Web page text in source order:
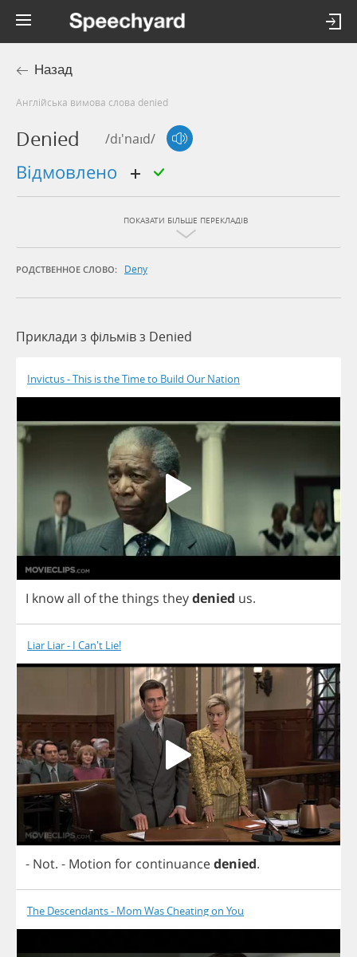
Назад
Англійська вимова слова denied
Denied /dɪ'naɪd/
відмовлено
ПОКАЗАТИ БІЛЬШЕ ПЕРЕКЛАДІВ
РОДСТВЕННОЕ СЛОВО: Deny
Приклади з фільмів з Denied
Invictus - This is the Time to Build Our Nation
I knowall ofthethings theydenied us.
Liar Liar - I Can't Lie!
- Not. - Motion for continuancedenied.
The Descendants - Mom Was Cheating on You